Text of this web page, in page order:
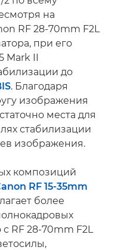
на
RF 28-70mm F2L
при его
Mark II
до
. Благодаря
изображения
места для
стабилизации
изображения.
композиций
RF 15-35mm
более
RF 28-70mm F2L